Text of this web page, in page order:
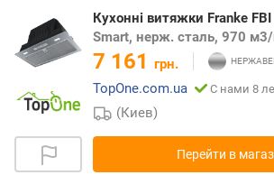
Кухонні витяжки Franke
Smart, нерж. сталь, 970 м3/
7 161 грн.
TopOne.com.ua
С нами 8
(Киев)
Перейти в